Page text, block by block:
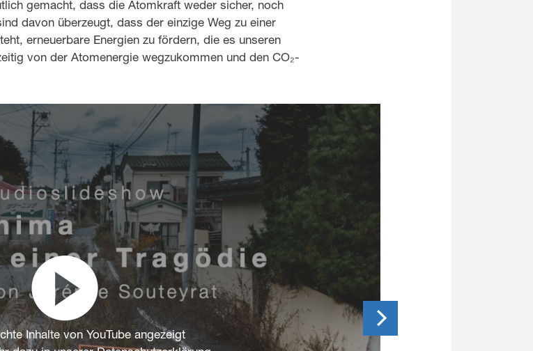
gemacht, dass die Atomkraft weder sicher, noch
davon überzeugt, dass der einzige Weg zu einer
erneuerbare Energien zu fördern, die es unseren
von der Atomenergie wegzukommen und den CO₂-
Inhalte von YouTube angezeigt